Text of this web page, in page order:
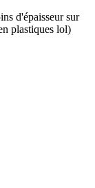
d'épaisseur sur
plastiques lol)